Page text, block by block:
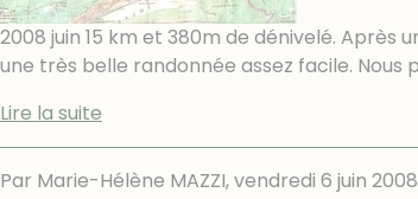
2008 juin 15 km et 380m de dénivelé.
une très belle randonnée assez facile. Nous
Lire la suite
Par Marie-Hélène MAZZI,vendredi 6 juin 2008